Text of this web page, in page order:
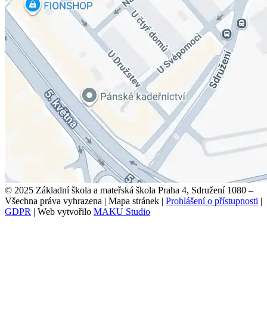
© 2025 Základní škola a mateřská škola Praha 4, Sdružení 1080 –
Všechna práva vyhrazena | Mapa stránek | Prohlášení o přístupnosti |
GDPR | Web vytvořilo MAKU Studio